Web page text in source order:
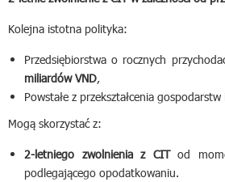
Kolejna istotna polityka:
Przedsiębiorstwa o rocznych
miliardów VND,
Powstałe z przekształcenia
Mogą skorzystać z:
2-letniego zwolnienia z CITod
podlegającego opodatkowaniu.